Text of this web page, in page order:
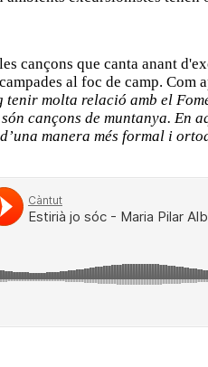
cançons que canta anant
al foc de camp. Com
molta relació amb el
cançons de muntanya. En
manera més formal i